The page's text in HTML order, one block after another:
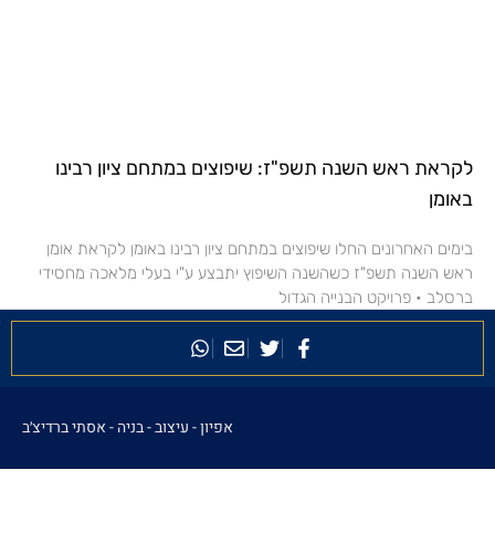
לקראת ראש השנה תשפ"ז: שיפוצים במתחם ציון רבינו
באומן
בימים האחרונים החלו שיפוצים במתחם ציון רבינו באומן לקראת אומן
ראש השנה תשפ"ז כשהשנה השיפוץ יתבצע ע"י בעלי מלאכה מחסידי
ברסלב • פרויקט הבנייה הגדול
אפיון - עיצוב - בניה -אסתי ברדיצ׳ב